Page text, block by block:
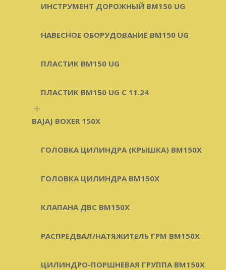
ИНСТРУМЕНТ ДОРОЖНЫЙ BM150 UG
НАВЕСНОЕ ОБОРУДОВАНИЕ BM150 UG
ПЛАСТИК BM150 UG
ПЛАСТИК BM150 UG C 11.24
+
BAJAJ BOXER 150X
ГОЛОВКА ЦИЛИНДРА (КРЫШКА) BM150X
ГОЛОВКА ЦИЛИНДРА BM150X
КЛАПАНА ДВС BM150X
РАСПРЕДВАЛ/НАТЯЖИТЕЛЬ ГРМ BM150X
ЦИЛИНДРО-ПОРШНЕВАЯ ГРУППА BM150X